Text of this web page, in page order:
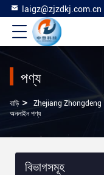
laigz@zjzdkj.com.cn
পণ্য
বাড়ি >
Zhejiang Zhongdeng
অনলাইন পণ্য
বিভাগসমূহ